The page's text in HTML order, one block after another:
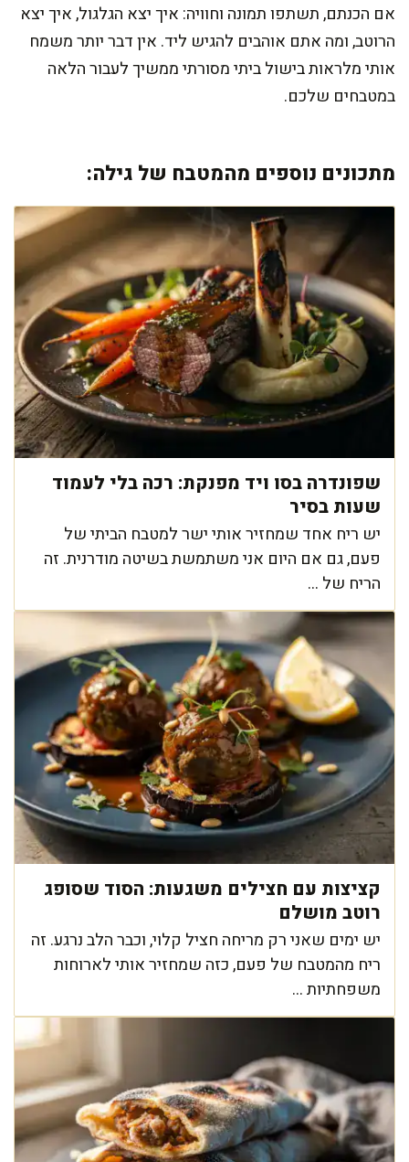
אם הכנתם, תשתפו תמונה וחוויה: איך יצא הגלגול, איך יצא
הרוטב, ומה אתם אוהבים להגיש ליד. אין דבר יותר משמח
אותי מלראות בישול ביתי מסורתי ממשיך לעבור הלאה
במטבחים שלכם.
מתכונים נוספים מהמטבח של גילה:
שפונדרה בסו ויד מפנקת: רכה בלי לעמוד
שעות בסיר
יש ריח אחד שמחזיר אותי ישר למטבח הביתי של
פעם, גם אם היום אני משתמשת בשיטה מודרנית. זה
הריח של ...
קציצות עם חצילים משגעות: הסוד שסופג
רוטב מושלם
יש ימים שאני רק מריחה חציל קלוי, וכבר הלב נרגע. זה
ריח מהמטבח של פעם, כזה שמחזיר אותי לארוחות
משפחתיות ...